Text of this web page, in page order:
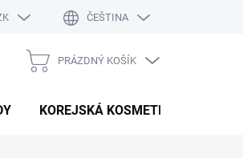
obchodu ČEŠTINA
KOŠÍK
PRÁZDNÝ KOŠÍK
KOREJSKÁ KOSMETIKA